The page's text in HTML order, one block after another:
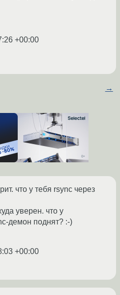
+00:00
→
что у тебя rsync через
уверен. что у
демон поднят? :-)
+00:00